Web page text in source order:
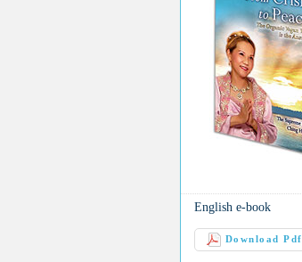
English e-book
Download Pdf